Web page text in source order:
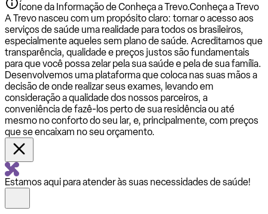
Ícone da Informação de Conheça a Trevo.Conheça a Trevo
A Trevo nasceu com um propósito claro: tornar o acesso aos
serviços de saúde uma realidade para todos os brasileiros,
especialmente aqueles sem plano de saúde. Acreditamos que
transparência, qualidade e preços justos são fundamentais
para que você possa zelar pela sua saúde e pela de sua família.
Desenvolvemos uma plataforma que coloca nas suas mãos a
decisão de onde realizar seus exames, levando em
consideração a qualidade dos nossos parceiros, a
conveniência de fazê-los perto de sua residência ou até
mesmo no conforto do seu lar, e, principalmente, com preços
que se encaixam no seu orçamento.
Estamos aqui para atender às suas necessidades de saúde!